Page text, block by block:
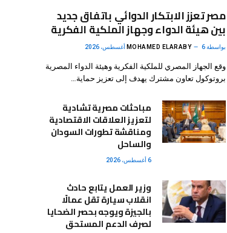
مصر تعزز الابتكار الدوائي باتفاق جديد
بين هيئة الدواء وجهاز الملكية الفكرية
بواسطة MOHAMED ELARABY 6 أغسطس، 2026
وقع الجهاز المصري للملكية الفكرية وهيئة الدواء المصرية
بروتوكول تعاون مشترك يهدف إلى تعزيز حماية…
مباحثات مصرية تشادية
لتعزيز العلاقات الاقتصادية
ومناقشة تطورات السودان
والساحل
6 أغسطس، 2026
وزير العمل يتابع حادث
انقلاب سيارة تقل عمالًا
بالجيزة ويوجه بحصر الضحايا
لصرف الدعم المستحق